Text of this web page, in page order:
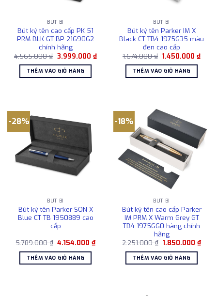
BÚT BI
Bút ký tên cao cấp PK 51
PRM BLK GT BP 2169062
chính hãng
4.565.000₫ Giá
là:
4.565.000 ₫.
3.999.000 ₫Giá
hiện
3.999.000 ₫.
THÊM VÀO GIỎ HÀNG
BÚT BI
Bút ký tên Parker IM X
Black CT TB4 1975635 màu
đen cao cấp
1.674.000₫ Giá
là:
1.674.000 ₫.
1.450.000₫Giá
hiện
THÊM VÀO GIỎ HÀNG
-28%
BÚT BI
Bút ký tên Parker SON X
Blue CT TB 1950889 cao
cấp
5.789.000₫ Giá
là:
5.789.000 ₫.
4.154.000₫Giá
hiện
4.154.000 ₫.
THÊM VÀO GIỎ HÀNG
-18%
BÚT BI
Bút ký tên cao cấp Parker
IM PRM X Warm Grey GT
TB4 1975660 hàng chính
hãng
2.251.000₫ Giá
là:
2.251.000 ₫.
1.850.000₫Giá
hiện
THÊM VÀO GIỎ HÀNG